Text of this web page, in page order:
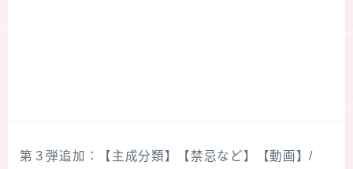
第３弾追加：【主成分類】【禁忌など】【動画】/